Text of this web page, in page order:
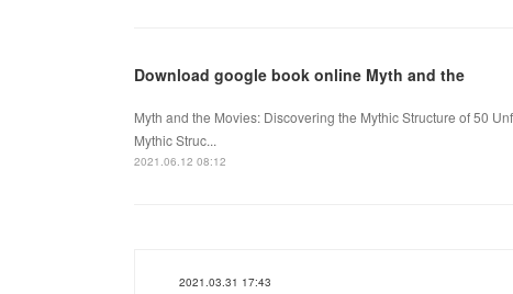
Download google book online Myth and the
Myth and the Movies: Discovering the Mythic Structure of 50
Mythic Struc...
2021.06.12 08:12
2021.03.31 17:43